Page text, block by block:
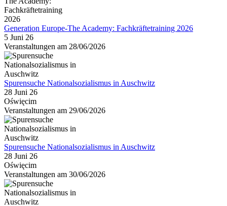
Generation Europe-The Academy: Fachkräftetraining 2026
5 Juni 26
Veranstaltungen am 28/06/2026
Spurensuche Nationalsozialismus in Auschwitz
28 Juni 26
Oświęcim
Veranstaltungen am 29/06/2026
Spurensuche Nationalsozialismus in Auschwitz
28 Juni 26
Oświęcim
Veranstaltungen am 30/06/2026